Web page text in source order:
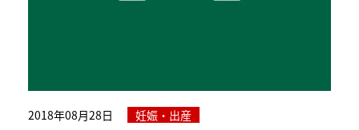
2018年08月28日
妊娠・出産